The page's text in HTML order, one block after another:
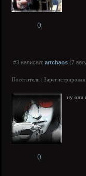
0
#3 написал: artchaos (7
Посетители |
ну они
0